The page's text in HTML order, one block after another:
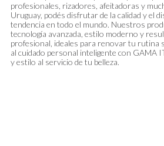
profesionales, rizadores, afeitadoras y
Uruguay, podés disfrutar de la calidad y el
tendencia en todo el mundo. Nuestros
tecnología avanzada, estilo moderno y
profesional, ideales para renovar tu rutina
al cuidado personal inteligente con GAMA
y estilo al servicio de tu belleza.